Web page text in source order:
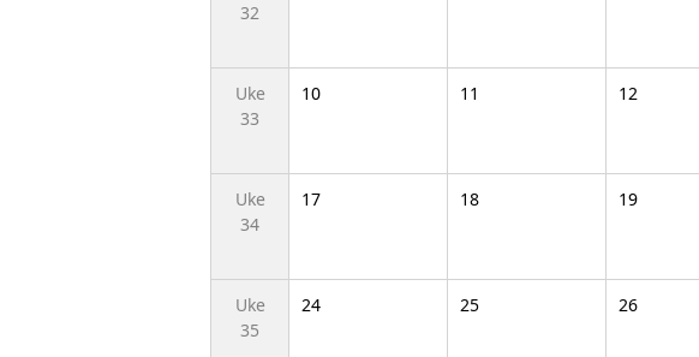
32
Uke
33
10 11 12
Uke
34
17 18 19
Uke
35
24 25 26